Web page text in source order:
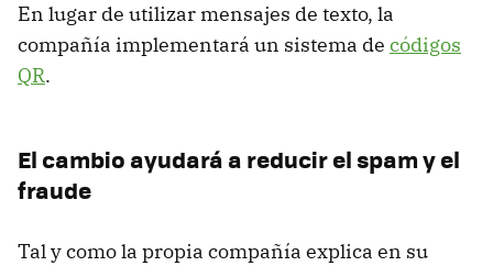
En lugar de utilizar mensajes de texto, la
compañía implementará un sistema de códigos
QR.
El cambio ayudará a reducir el spam y el
fraude
Tal y como la propia compañía explica en su